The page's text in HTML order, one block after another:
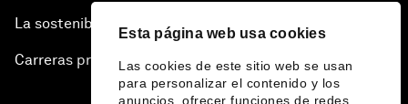
Esta página web usa cookies
Las cookies de este sitio web se usan
para personalizar el contenido y los
anuncios, ofrecer funciones de redes
La sostenibilidad en el Foro
Carreras profesionales